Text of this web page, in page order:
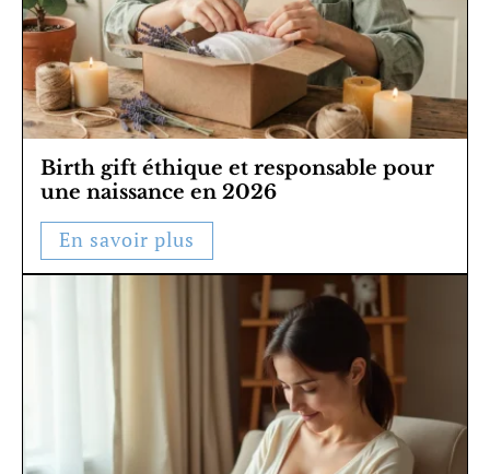
Birth gift éthique et responsable pour
une naissance en 2026
En savoir plus